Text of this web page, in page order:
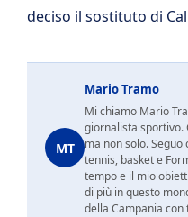
deciso il sostituto di
MT
Mario Tramo
Mi chiamo Mario
giornalista sportivo.
ma non solo.
tennis, basket e
tempo e il mio
di più in questo
della Campania